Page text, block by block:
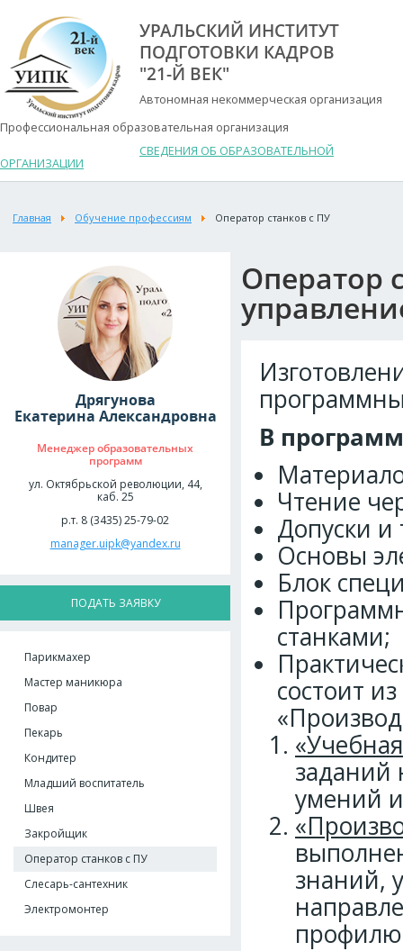
УРАЛЬСКИЙ ИНСТИТУТ
ПОДГОТОВКИ КАДРОВ
"21-Й ВЕК"
Автономная некоммерческая организация
Профессиональная образовательная организация
СВЕДЕНИЯ ОБ ОБРАЗОВАТЕЛЬНОЙ
ОРГАНИЗАЦИИ
Главная Обучение профессиям Оператор станков с ПУ
Дрягунова
Екатерина Александровна
Менеджер образовательных
программ
ул. Октябрьской революции, 44,
каб. 25
р.т. 8 (3435) 25-79-02
manager.uipk@yandex.ru
ПОДАТЬ ЗАЯВКУ
Парикмахер
Мастер маникюра
Повар
Пекарь
Кондитер
Младший воспитатель
Швея
Закройщик
Оператор станков с ПУ
Слесарь-сантехник
Электромонтер
Оператор
В
Чтение
Допуски и
Основы
Блок
станками;
состоит
заданий
умений
знаний,